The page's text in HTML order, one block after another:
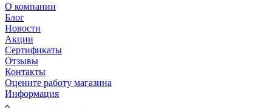
О компании
Блог
Новости
Акции
Сертификаты
Отзывы
Контакты
Оцените работу магазина
Информация